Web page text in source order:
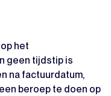
het
geen tijdstip is
na factuurdatum,
beroep te doen op